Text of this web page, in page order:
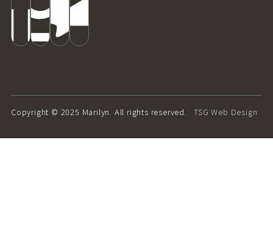
Copyright © 2025 Marilyn. All rights reserved.TSG Web Design